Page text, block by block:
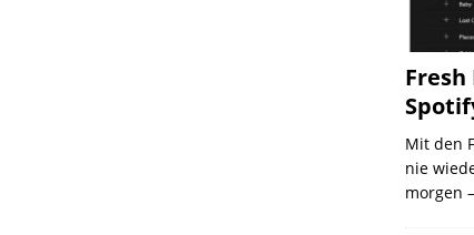
Mit den
nie
morgen